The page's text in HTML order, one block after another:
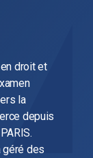
droit et
la
depuis
géré des